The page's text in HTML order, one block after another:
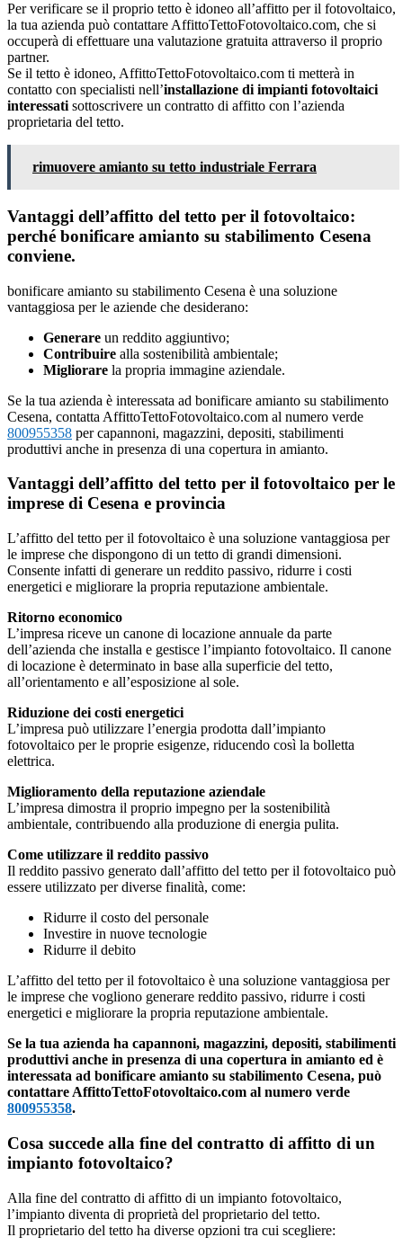
Per verificare se il proprio tetto è idoneo all’affitto per il fotovoltaico,
la tua azienda può contattare AffittoTettoFotovoltaico.com, che si
occuperà di effettuare una valutazione gratuita attraverso il proprio
partner.
Se il tetto è idoneo, AffittoTettoFotovoltaico.com ti metterà in
contatto con specialisti nell’installazione di impianti fotovoltaici
interessati sottoscrivere un contratto di affitto con l’azienda
proprietaria del tetto.
rimuovere amianto su tetto industriale Ferrara
Vantaggi dell’affitto del tetto per il fotovoltaico:
perché bonificare amianto su stabilimento Cesena
conviene.
bonificare amianto su stabilimento Cesena è una soluzione
vantaggiosa per le aziende che desiderano:
Generare un reddito aggiuntivo;
Contribuire alla sostenibilità ambientale;
Migliorare la propria immagine aziendale.
Se la tua azienda è interessata ad bonificare amianto su stabilimento
Cesena, contatta AffittoTettoFotovoltaico.com al numero verde
800955358 per capannoni, magazzini, depositi, stabilimenti
produttivi anche in presenza di una copertura in amianto.
Vantaggi dell’affitto del tetto per il fotovoltaico per le
imprese di Cesena e provincia
L’affitto del tetto per il fotovoltaico è una soluzione vantaggiosa per
le imprese che dispongono di un tetto di grandi dimensioni.
Consente infatti di generare un reddito passivo, ridurre i costi
energetici e migliorare la propria reputazione ambientale.
Ritorno economico
L’impresa riceve un canone di locazione annuale da parte
dell’azienda che installa e gestisce l’impianto fotovoltaico. Il canone
di locazione è determinato in base alla superficie del tetto,
all’orientamento e all’esposizione al sole.
Riduzione dei costi energetici
L’impresa può utilizzare l’energia prodotta dall’impianto
fotovoltaico per le proprie esigenze, riducendo così la bolletta
elettrica.
Miglioramento della reputazione aziendale
L’impresa dimostra il proprio impegno per la sostenibilità
ambientale, contribuendo alla produzione di energia pulita.
Come utilizzare il reddito passivo
Il reddito passivo generato dall’affitto del tetto per il fotovoltaico può
essere utilizzato per diverse finalità, come:
Ridurre il costo del personale
Investire in nuove tecnologie
Ridurre il debito
L’affitto del tetto per il fotovoltaico è una soluzione vantaggiosa per
le imprese che vogliono generare reddito passivo, ridurre i costi
energetici e migliorare la propria reputazione ambientale.
Se la tua azienda ha capannoni, magazzini, depositi, stabilimenti
produttivi anche in presenza di una copertura in amianto ed è
interessata ad bonificare amianto su stabilimento Cesena, può
contattare AffittoTettoFotovoltaico.com al numero verde
800955358.
Cosa succede alla fine del contratto di affitto di un
impianto fotovoltaico?
Alla fine del contratto di affitto di un impianto fotovoltaico,
l’impianto diventa di proprietà del proprietario del tetto.
Il proprietario del tetto ha diverse opzioni tra cui scegliere: